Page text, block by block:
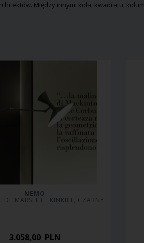
Między innymi koła, kwadratu,
NEMO
DE MARSEILLE KINKIET, CZARNY
3.058,00PLN